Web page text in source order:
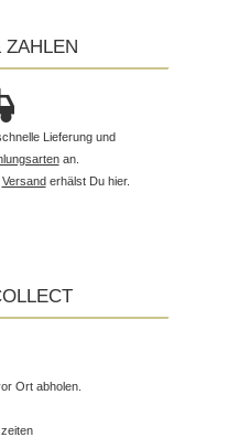
ZAHLEN
Lieferung und
an.
Versanderhälst Du hier.
Ort abholen.